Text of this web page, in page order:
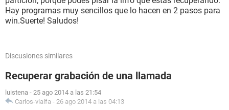
Hay programas muy sencillos que lo hacen en 2 pasos para
win.Suerte! Saludos!
Discusiones similares
Recuperar grabación de una llamada
luistena - 25 ago 2014 a las 21:54
Carlos-vialfa - 26 ago 2014 a las 04:13